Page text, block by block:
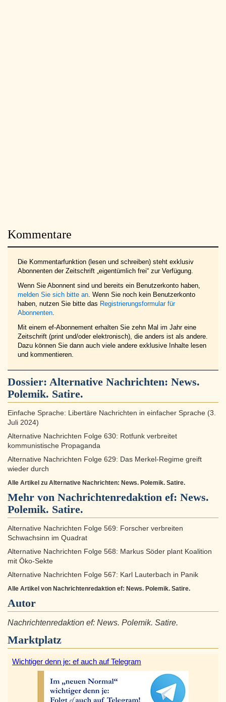
Kommentare
Die Kommentarfunktion (lesen und schreiben) steht exklusiv
Abonnenten der Zeitschrift „eigentümlich frei“ zur Verfügung.
Wenn Sie Abonnent sind und bereits ein Benutzerkonto haben,
melden Sie sich bitte an. Wenn Sie noch kein Benutzerkonto
haben, nutzen Sie bitte das Registrierungsformular für
Abonnenten.
Mit einem ef-Abonnement erhalten Sie zehn Mal im Jahr eine
Zeitschrift (print und/oder elektronisch), die anders ist als andere.
Dazu können Sie dann auch viele andere exklusive Inhalte lesen
und kommentieren.
Dossier: Alternative Nachrichten: News.
Polemik. Satire.
Einfache Sprache: Libertäre Nachrichten in einfacher Sprache (3.
Juli 2024)
Alternative Nachrichten Folge 630: Rotfunk verbreitet
kommunistische Propaganda
Alternative Nachrichten Folge 629: Das Merkel-Regime greift
wieder durch
Alle Artikel zu Alternative Nachrichten: News. Polemik. Satire.
Mehr von Nachrichtenredaktion ef: News.
Polemik. Satire.
Alternative Nachrichten Folge 569: Forscher verbreiten
Schwachsinn im Quadrat
Alternative Nachrichten Folge 568: Markus Söder plant Koalition
mit Öko-Sekte
Alternative Nachrichten Folge 567: Karl Lauterbach in Panik
Alle Artikel von Nachrichtenredaktion ef: News. Polemik. Satire.
Autor
Nachrichtenredaktion ef: News. Polemik. Satire.
Marktplatz
Wichtiger denn je: ef auch auf Telegram